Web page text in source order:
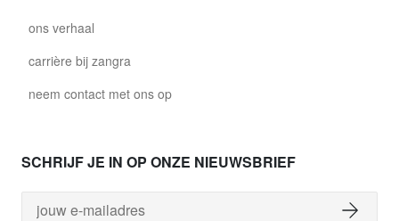
ons verhaal
carrière bij zangra
neem contact met ons op
SCHRIJF JE IN OP ONZE NIEUWSBRIEF